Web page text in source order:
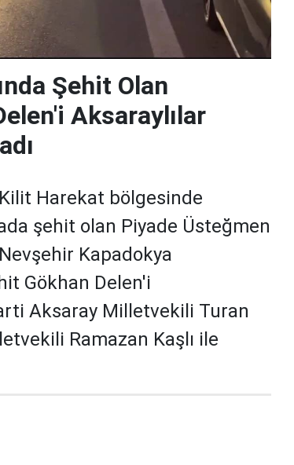
Şehit Olan
Aksaraylılar
Harekat bölgesinde
şehit olan Piyade Üsteğmen
Kapadokya
Gökhan Delen'i
Aksaray Milletvekili Turan
Ramazan Kaşlı ile